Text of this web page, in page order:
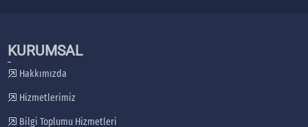
KURUMSAL
Hakkımızda
Hizmetlerimiz
Bilgi Toplumu Hizmetleri